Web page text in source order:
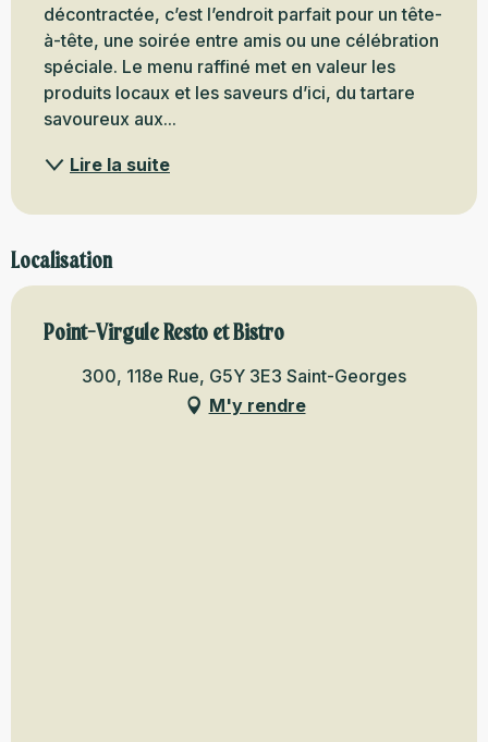
décontractée, c’est l’endroit parfait pour un tête-
à-tête, une soirée entre amis ou une célébration
spéciale. Le menu raffiné met en valeur les
produits locaux et les saveurs d’ici, du tartare
savoureux aux...
Lire la suite
Localisation
Point-Virgule Resto et Bistro
300, 118e Rue, G5Y 3E3 Saint-Georges
M'y rendre